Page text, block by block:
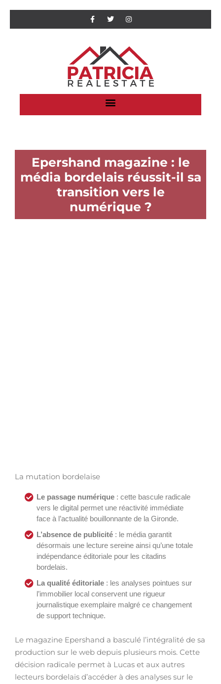
Epershand magazine : le
média bordelais réussit-il sa
transition vers le
numérique ?
La mutation bordelaise
Le passage numérique : cette bascule radicale
vers le digital permet une réactivité immédiate
face à l’actualité bouillonnante de la Gironde.
L’absence de publicité : le média garantit
désormais une lecture sereine ainsi qu’une totale
indépendance éditoriale pour les citadins
bordelais.
La qualité éditoriale : les analyses pointues sur
l’immobilier local conservent une rigueur
journalistique exemplaire malgré ce changement
de support technique.
Le magazine Epershand a basculé l’intégralité de sa
production sur le web depuis plusieurs mois. Cette
décision radicale permet à Lucas et aux autres
lecteurs bordelais d’accéder à des analyses sur le